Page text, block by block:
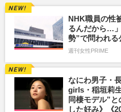
NHK職員の性
るんだから…
勢”で問われ
週刊女性PRIME
なにわ男子・
girls・稲垣莉
同棲モデル”
した好み》《